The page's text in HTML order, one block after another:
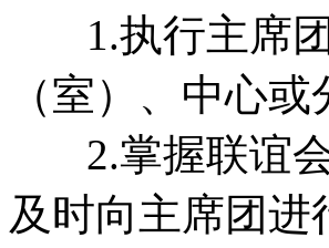
1.执行主席团
（室）、中心
2.掌握联谊会
及时向主席团进